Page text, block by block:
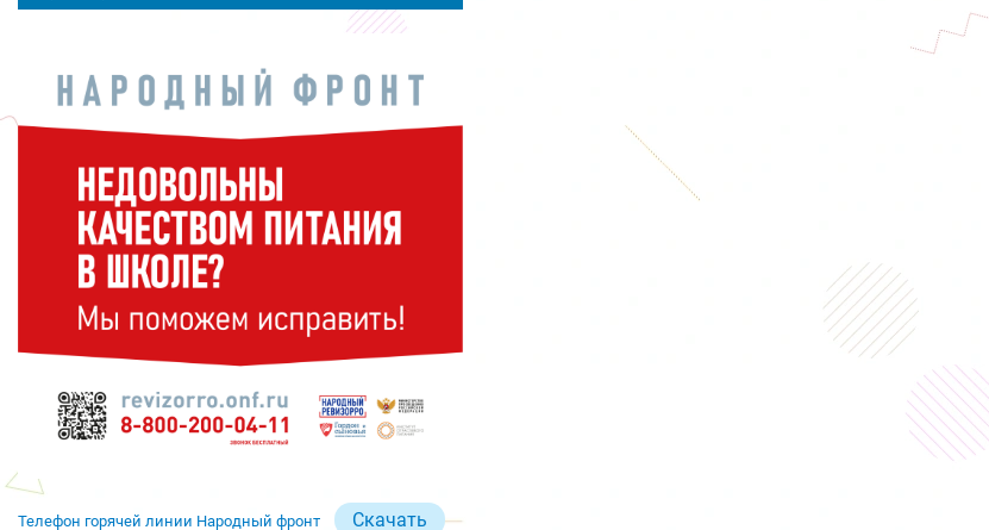
Телефон горячей линии Народный фронт Скачать